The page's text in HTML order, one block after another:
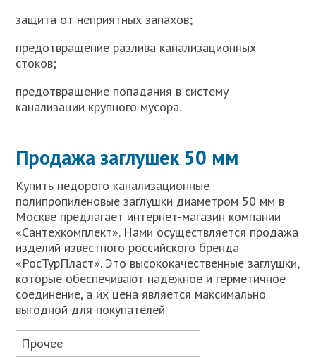
защита от неприятных запахов;
предотвращение разлива канализационных
стоков;
предотвращение попадания в систему
канализации крупного мусора.
Продажа заглушек 50 мм
Купить недорого канализационные
полипропиленовые заглушки диаметром 50 мм в
Москве предлагает интернет-магазин компании
«Сантехкомплект». Нами осуществляется продажа
изделий известного российского бренда
«РосТурПласт». Это высококачественные заглушки,
которые обеспечивают надежное и герметичное
соединение, а их цена является максимально
выгодной для покупателей.
Прочее